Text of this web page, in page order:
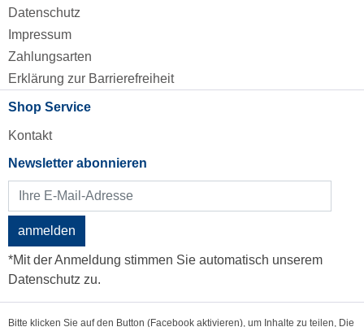
Datenschutz
Impressum
Zahlungsarten
Erklärung zur Barrierefreiheit
Shop Service
Kontakt
Newsletter abonnieren
anmelden
*Mit der Anmeldung stimmen Sie automatisch unserem
Datenschutz zu.
Bitte klicken Sie auf den Button (Facebook aktivieren), um Inhalte zu teilen, Die